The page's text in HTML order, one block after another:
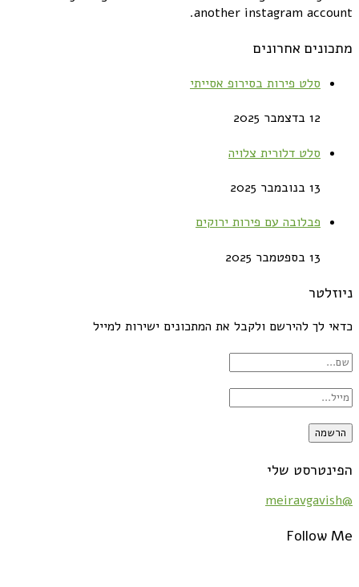
another instagram account.
מתכונים אחרונים
סלט פירות בסירופ אסייתי
12 בדצמבר 2025
סלט דלורית צלויה
13 בנובמבר 2025
פבלובה עם פירות ירוקים
13 בספטמבר 2025
ניוזלטר
כדאי לך להירשם ולקבל את המתכונים ישירות למייל
הפינטרסט שלי
@meiravgavish
Follow Me